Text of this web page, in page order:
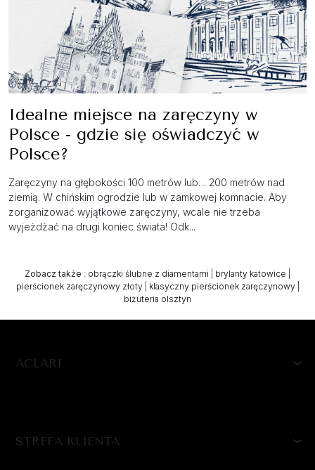
Idealne miejsce na zaręczyny w
Polsce - gdzie się oświadczyć w
Polsce?
Zaręczyny na głębokości 100 metrów lub… 200 metrów nad
ziemią. W chińskim ogrodzie lub w zamkowej komnacie. Aby
zorganizować wyjątkowe zaręczyny, wcale nie trzeba
wyjeżdżać na drugi koniec świata! Odk...
Zobacz także : obrączki ślubne z diamentami brylanty katowice
pierścionek zaręczynowy złoty| klasyczny pierścionek zaręczynowy|
biżuteria olsztyn
ACLARI
STREFA KLIENTA